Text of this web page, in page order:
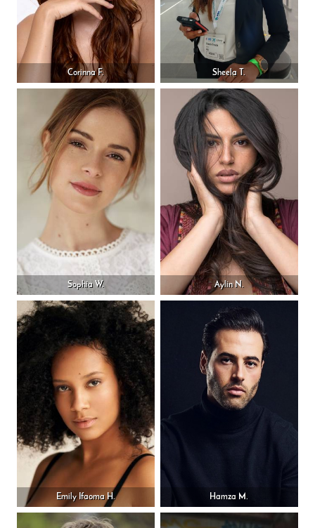
Corinna F. Sheela T.
Sophia W. Aylin N.
Emily Ifaoma H. Hamza M.